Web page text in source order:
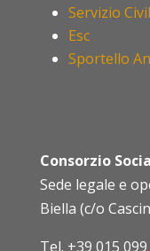
Servizio
Esc
Sportello
Consorzio
Sede legale e
Biella (c/o
Tel. +39 015